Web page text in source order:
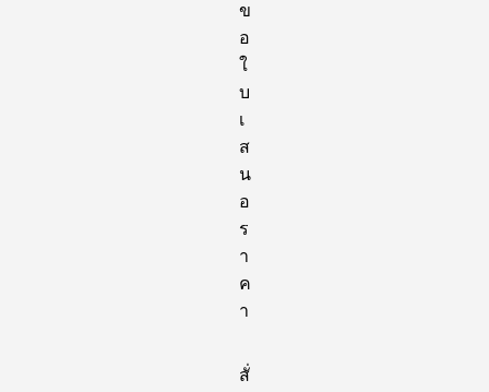
ข
อ
ใ
บ
เ
ส
น
อ
ร
า
ค
า
สั่